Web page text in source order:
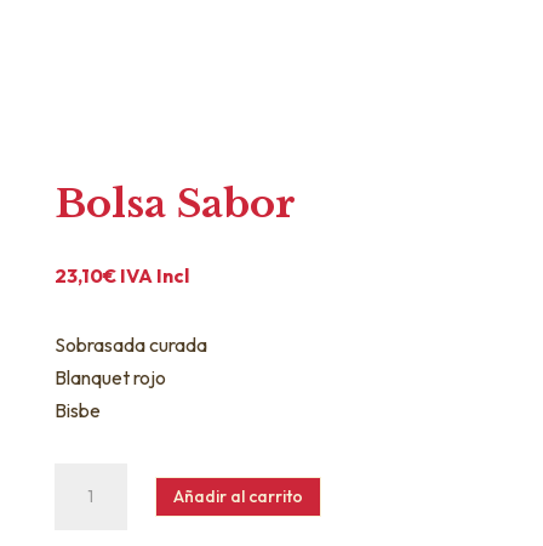
Bolsa Sabor
23,10€ IVA Incl
Sobrasada curada
Blanquet rojo
Bisbe
Añadir al carrito